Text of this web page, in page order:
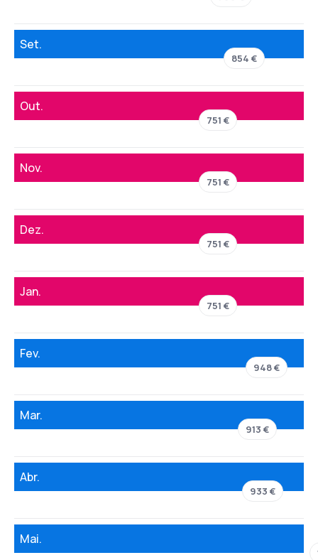
Set.
854 €
Out.
751 €
Nov.
751 €
Dez.
751 €
Jan.
751 €
Fev.
948 €
Mar.
913 €
Abr.
933 €
Mai.